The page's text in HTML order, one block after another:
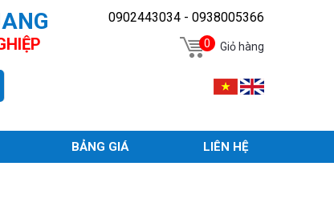
0902443034 - 0938005366
Giỏ hàng
0
BẢNG GIÁ LIÊN HỆ